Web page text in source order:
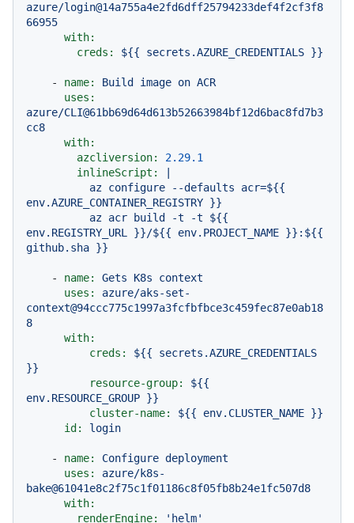
azure/login@14a755a4e2fd6dff25794233def4f2cf3f8
66955
with:
creds:
${{ secrets.AZURE_CREDENTIALS }}
- name: Build image on ACR
uses:
azure/CLI@61bb69d64d613b52663984bf12d6bac8fd7b3
cc8
with:
azcliversion:
2.29.1
inlineScript:
env.AZURE_CONTAINER_REGISTRY }}
env.REGISTRY_URL }}/${{ env.PROJECT_NAME }}:${{
- name: Gets K8s
context
uses:
azure/aks-set-
context@94ccc775c1997a3fcfbfbce3c459fec87e0ab18
8
with:
creds:
${{
secrets.AZURE_CREDENTIALS
}}
resource-group:
${{
env.RESOURCE_GROUP }}
cluster-name:
${{ env.CLUSTER_NAME }}
id:
login
- name: Configure deployment
uses:
azure/k8s-
bake@61041e8c2f75c1f01186c8f05fb8b24e1fc507d8
with:
renderEngine:
'helm'